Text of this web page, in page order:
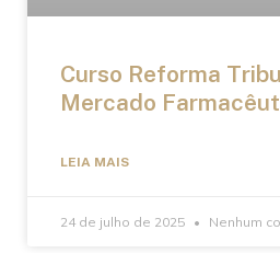
Curso Reforma
Mercado
LEIA MAIS
24 de julho de 2025 Nenhum